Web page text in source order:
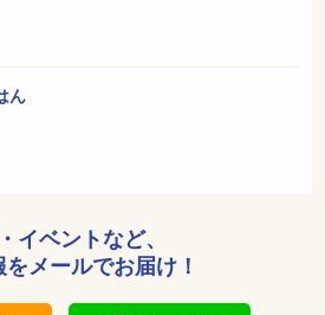
ん
イベントなど、
メールでお届け！